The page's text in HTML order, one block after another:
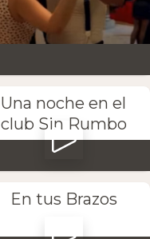
Una noche en el
club Sin Rumbo
En tus Brazos